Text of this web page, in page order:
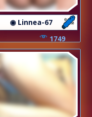
◉ Linnea-67
1749